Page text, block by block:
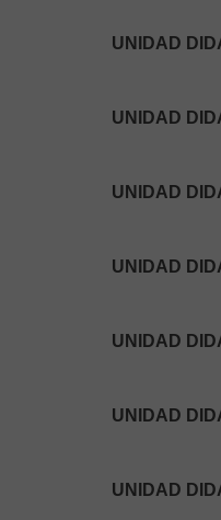
UNIDAD
UNIDAD
UNIDAD
UNIDAD
UNIDAD
UNIDAD
UNIDAD